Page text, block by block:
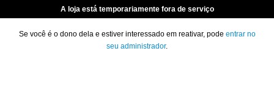
A loja está temporariamente fora de serviço
Se você é o dono dela e estiver interessado em reativar, pode entrar no
seu administrador.